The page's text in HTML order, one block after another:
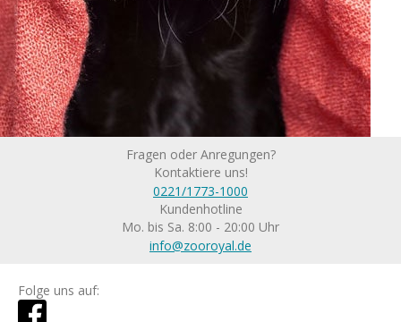
Fragen oder Anregungen?
Kontaktiere uns!
0221/1773-1000
Kundenhotline
Mo. bis Sa. 8:00 - 20:00 Uhr
info@zooroyal.de
Folge uns auf: